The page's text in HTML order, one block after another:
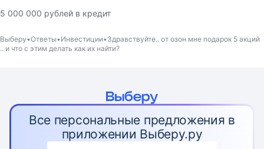
5 000 000 рублей в кредит
Выберу Ответы Инвестиции Здравствуйте.. от озон мне подарок 5 акций
.. и что с этим делать как их найти?
Все персональные предложения в
приложении Выберу.ру